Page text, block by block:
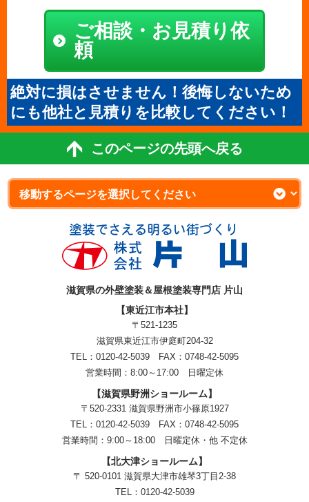
ご相談・お見積り依
頼
絶対に損はさせません！後悔しないため
にも他社と見積りを比較してください！
このページの先頭へ戻る
滋賀県の外壁塗装＆屋根塗装専門店 片山
【東近江市本社】
〒521-1235
滋賀県東近江市伊庭町204-32
TEL：0120-42-5039 FAX：0748-42-5095
営業時間：8:00～17:00 日曜定休
【滋賀県野洲ショールーム】
〒520-2331 滋賀県野洲市小篠原1927
TEL： 0120-42-5039 FAX：0748-42-5095
営業時間：9:00～18:00
日曜定休・他 不定休
【北大津ショールーム】
〒 520-0101 滋賀県大津市雄琴3丁目2-38
TEL： 0120-42-5039